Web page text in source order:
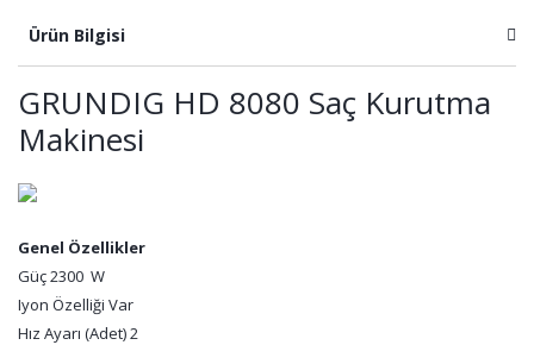
Ürün Bilgisi
GRUNDIG HD 8080 Saç Kurutma
Makinesi
Genel Özellikler
Güç 2300 W
Iyon Özelliği Var
Hız Ayarı (Adet) 2